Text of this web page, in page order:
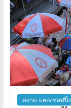
ตลาด แหล่งชอปปิ้ง